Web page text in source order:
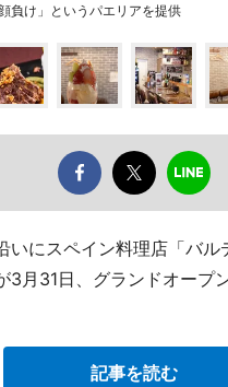
負け」というパエリアを提供
いにスペイン料理店「バル
3月31日、グランドオープン
記事を読む